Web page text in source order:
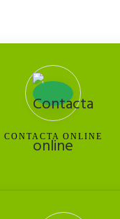
CONTACTA ONLINE